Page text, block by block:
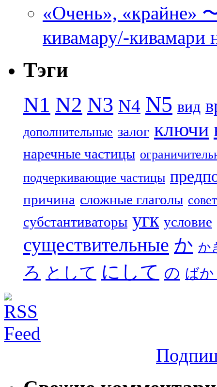
«Очень», «крайне»
кивамару/-кивамари
Тэги
N1 N2 N3 N4 N5 вид
дополнительные залог ключи
наречные частицы
подчеркивающие частицы
причина сложные глаголы совет
субстантиваторы угк условие
существительные か か
ろ として にして の ば